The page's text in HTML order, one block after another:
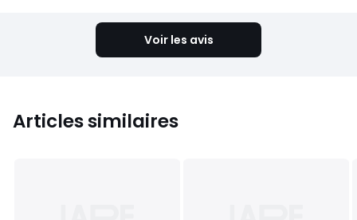
Voir les avis
Articles similaires